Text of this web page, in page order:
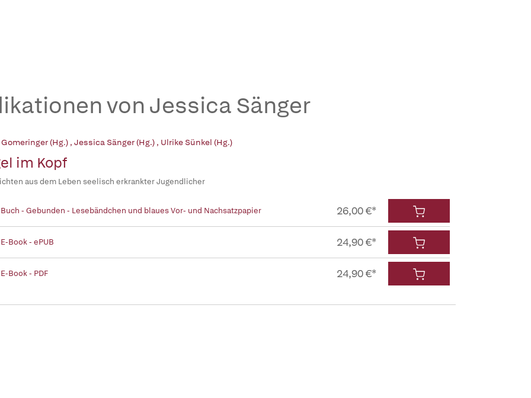
von Jessica Sänger
(Hg.) , Jessica Sänger (Hg.) , Ulrike Sünkel (Hg.)
im Kopf
aus dem Leben seelisch erkrankter Jugendlicher
- Gebunden - Lesebändchen und blaues Vor- und Nachsatzpapier 26,00 €*
Book - ePUB 24,90 €*
Book - PDF 24,90 €*